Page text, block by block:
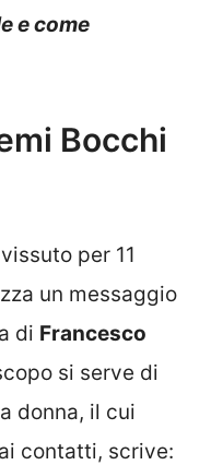
e come
Bocchi
per 11
un messaggio
di Francesco
si serve di
donna, il cui
contatti, scrive: